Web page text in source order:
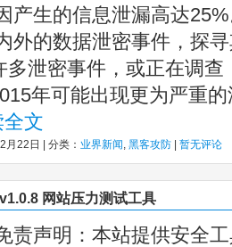
产生的信息泄漏高达
外的数据泄密事件，探
多泄密事件，或正在调
年可能出现更为严重
文
22日 | 分类： 业界新闻, 黑客攻防 暂无评论
网站压力测试工具
责声明：本站提供安全